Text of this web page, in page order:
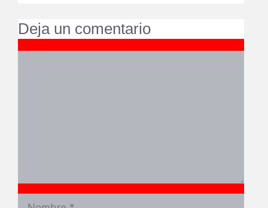
Deja un comentario